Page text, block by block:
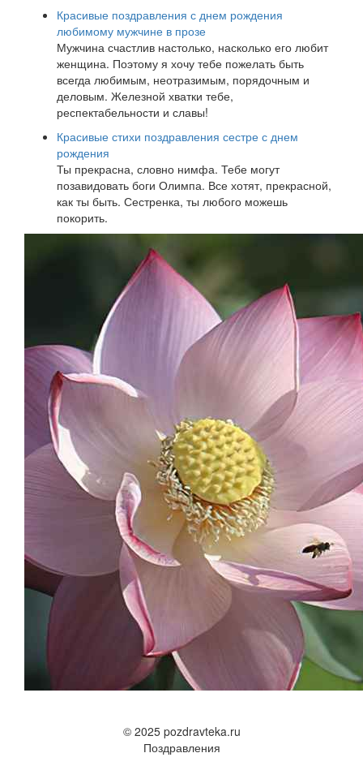
Красивые поздравления с днем рождения
любимому мужчине в прозе
Мужчина счастлив настолько, насколько его любит
женщина. Поэтому я хочу тебе пожелать быть
всегда любимым, неотразимым, порядочным и
деловым. Железной хватки тебе,
респектабельности и славы!
Красивые стихи поздравления сестре с днем
рождения
Ты прекрасна, словно нимфа. Тебе могут
позавидовать боги Олимпа. Все хотят, прекрасной,
как ты быть. Сестренка, ты любого можешь
покорить.
© 2025 pozdravteka.ru
Поздравления